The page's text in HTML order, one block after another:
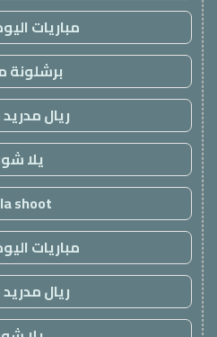
مباريات
برشلونة
ريال
يلا
shoot
مباريات
ريال